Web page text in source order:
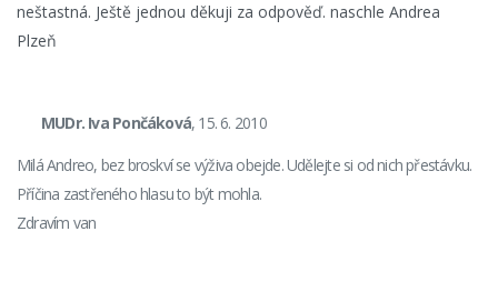
neštastná. Ještě jednou děkuji za odpověď. naschle Andrea
Plzeň
MUDr. Iva Pončáková, 15. 6. 2010
Milá Andreo, bez broskví se výživa obejde. Udělejte si od nich přestávku.
Příčina zastřeného hlasu to být mohla.
Zdravím van